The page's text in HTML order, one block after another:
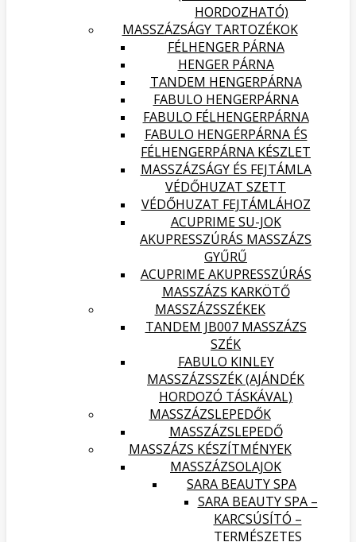
HORDOZHATÓ)
MASSZÁZSÁGY TARTOZÉKOK
FÉLHENGER PÁRNA
HENGER PÁRNA
TANDEM HENGERPÁRNA
FABULO HENGERPÁRNA
FABULO FÉLHENGERPÁRNA
FABULO HENGERPÁRNA ÉS
FÉLHENGERPÁRNA KÉSZLET
MASSZÁZSÁGY ÉS FEJTÁMLA
VÉDŐHUZAT SZETT
VÉDŐHUZAT FEJTÁMLÁHOZ
ACUPRIME SU-JOK
AKUPRESSZÚRÁS MASSZÁZS
GYŰRŰ
ACUPRIME AKUPRESSZÚRÁS
MASSZÁZS KARKÖTŐ
MASSZÁZSSZÉKEK
TANDEM JB007 MASSZÁZS
SZÉK
FABULO KINLEY
MASSZÁZSSZÉK (AJÁNDÉK
HORDOZÓ TÁSKÁVAL)
MASSZÁZSLEPEDŐK
MASSZÁZSLEPEDŐ
MASSZÁZS KÉSZÍTMÉNYEK
MASSZÁZSOLAJOK
SARA BEAUTY SPA
SARA BEAUTY SPA –
KARCSÚSÍTÓ –
TERMÉSZETES